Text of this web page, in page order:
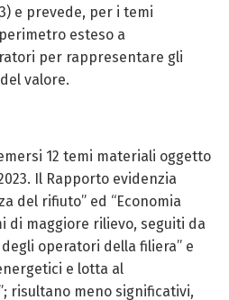
e prevede, per i temi
esteso a
per rappresentare gli
valore.
12 temi materiali oggetto
Il Rapporto evidenzia
del rifiuto” ed “Economia
di maggiore rilievo, seguiti da
operatori della filiera” e
e lotta al
risultano meno significativi,